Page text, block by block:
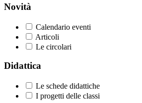
Novità
Calendario eventi
Articoli
Le circolari
Didattica
Le schede didattiche
I progetti delle classi